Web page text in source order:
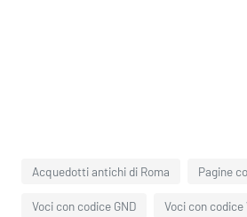
Acquedotti antichi di Roma Pagine
Voci con codice GND Voci con codice